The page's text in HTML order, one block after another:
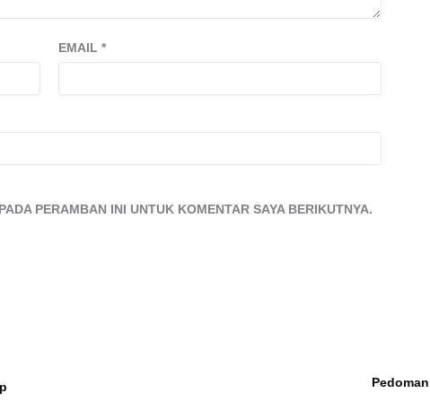
EMAIL *
PERAMBAN INI UNTUK KOMENTAR SAYA BERIKUTNYA.
Pemilu 2024, Calon
Legislatif PKB